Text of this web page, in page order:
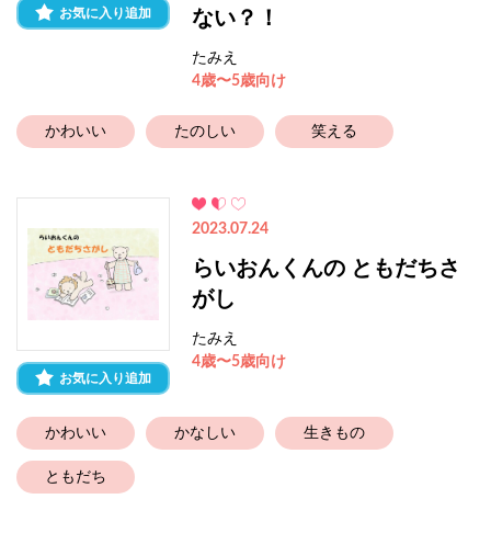
お気に入り追加
ない？！
たみえ
4歳〜5歳向け
かわいい たのしい 笑える
お気に入り追加
2023.07.24
らいおんくんの ともだちさ
がし
たみえ
4歳〜5歳向け
かわいい かなしい 生きもの
ともだち